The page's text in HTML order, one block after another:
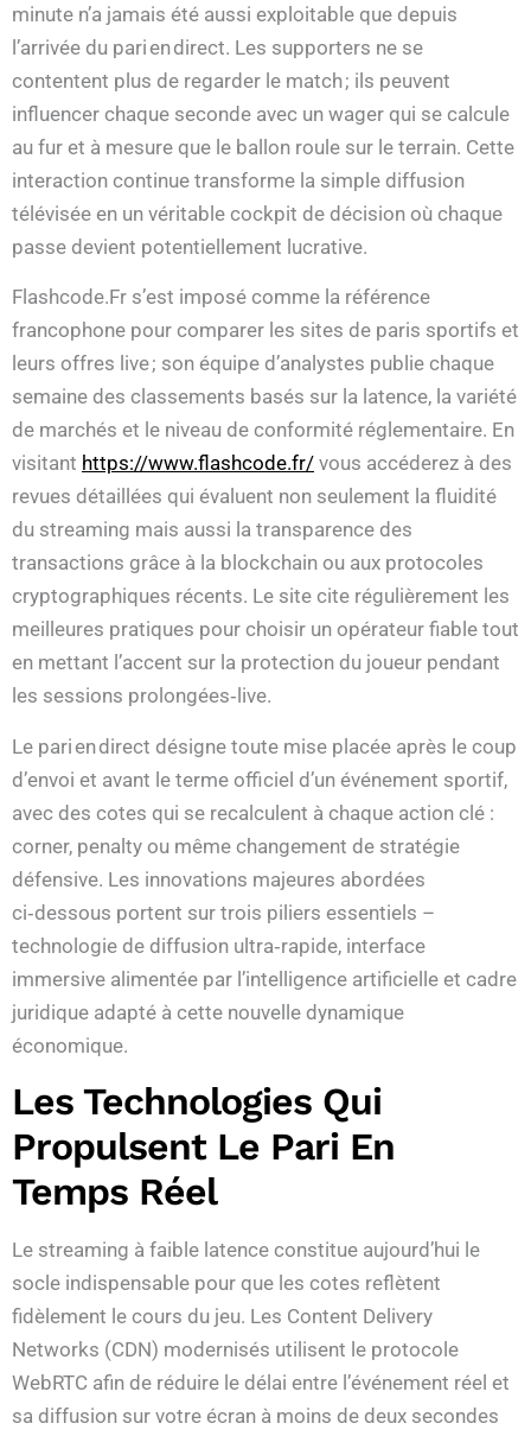
minute n’a jamais été aussi exploitable que depuis
l’arrivée du pari en direct. Les supporters ne se
contentent plus de regarder le match ; ils peuvent
influencer chaque seconde avec un wager qui se calcule
au fur et à mesure que le ballon roule sur le terrain. Cette
interaction continue transforme la simple diffusion
télévisée en un véritable cockpit de décision où chaque
passe devient potentiellement lucrative.
Flashcode.Fr s’est imposé comme la référence
francophone pour comparer les sites de paris sportifs et
leurs offres live ; son équipe d’analystes publie chaque
semaine des classements basés sur la latence, la variété
de marchés et le niveau de conformité réglementaire. En
visitant https://www.flashcode.fr/ vous accéderez à des
revues détaillées qui évaluent non seulement la fluidité
du streaming mais aussi la transparence des
transactions grâce à la blockchain ou aux protocoles
cryptographiques récents. Le site cite régulièrement les
meilleures pratiques pour choisir un opérateur fiable tout
en mettant l’accent sur la protection du joueur pendant
les sessions prolongées‑live.
Le pari en direct désigne toute mise placée après le coup
d’envoi et avant le terme officiel d’un événement sportif,
avec des cotes qui se recalculent à chaque action clé :
corner, penalty ou même changement de stratégie
défensive. Les innovations majeures abordées
ci‑dessous portent sur trois piliers essentiels –
technologie de diffusion ultra‑rapide, interface
immersive alimentée par l’intelligence artificielle et cadre
juridique adapté à cette nouvelle dynamique
économique.
Les Technologies Qui
Propulsent Le Pari En
Temps Réel
Le streaming à faible latence constitue aujourd’hui le
socle indispensable pour que les cotes reflètent
fidèlement le cours du jeu. Les Content Delivery
Networks (CDN) modernisés utilisent le protocole
WebRTC afin de réduire le délai entre l’événement réel et
sa diffusion sur votre écran à moins de deux secondes